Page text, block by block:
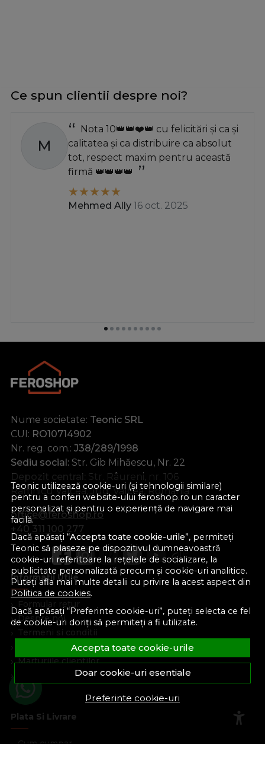
Teonic utilizează cookie-uri (și tehnologii similare)
pentru a conferi website-ului feroshop.ro un caracter
personalizat și pentru o experiență de navigare mai
facilă.
Dacă apăsați “Accepta toate cookie-urile”, permiteți
Teonic să plaseze pe dispozitivul dumneavoastră
cookie-uri referitoare la rețelele de socializare, la
publicitate personalizată precum și cookie-uri analitice.
Puteți afla mai multe detalii cu privire la acest aspect din
Politica de cookies.
Dacă apăsați “Preferinte cookie-uri”, puteți selecta ce fel
de cookie-uri doriți să permiteți a fi utilizate.
Accepta toate cookie-urile
Doar cookie-uri esentiale
Preferinte cookie-uri
Ce spun clientii despre noi?
M
Nota 10👑👑❤️👑 cu felicitări și ca și
calitatea și ca distribuire ca absolut
tot, respect maxim pentru această
firmă 👑👑👑👑
Mehmed Ally 16 oct. 2025
Nume societate: Teonic SRL
CUI: RO10714902
Nr. reg. com.: J38/289/1998
Sediu social: Str. Gib Mihăescu, Nr. 22
Depozit central: Str. Râureni, nr. 106
Râmnicu Vâlcea, Jud. Vâlcea, România
office@feroshop.ro
+40 311 100 277
Informatii Utile
Formular retur
Despre noi
Termeni si conditii
Confidentialitate
Marturiile clientilor
Politica de Cookies
Blog
Plata Si Livrare
Cum cumpar